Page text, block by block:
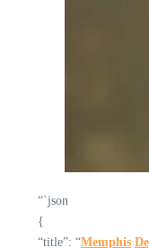
“`json
{
“title”: “Memphis